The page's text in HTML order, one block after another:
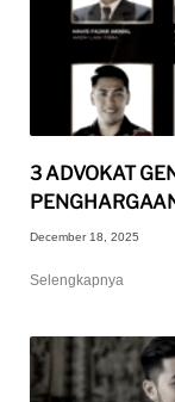
3 ADVOKAT
December 18, 2025
Selengkapnya